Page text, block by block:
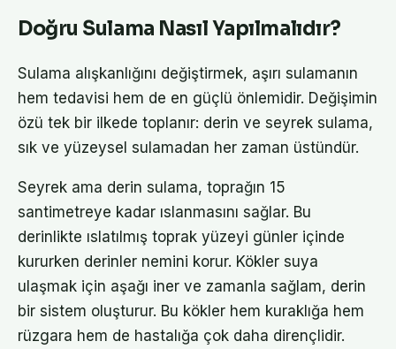
Doğru Sulama Nasıl Yapılmalıdır?
Sulama alışkanlığını değiştirmek, aşırı sulamanın
hem tedavisi hem de en güçlü önlemidir. Değişimin
özü tek bir ilkede toplanır: derin ve seyrek sulama,
sık ve yüzeysel sulamadan her zaman üstündür.
Seyrek ama derin sulama, toprağın 15
santimetreye kadar ıslanmasını sağlar. Bu
derinlikte ıslatılmış toprak yüzeyi günler içinde
kururken derinler nemini korur. Kökler suya
ulaşmak için aşağı iner ve zamanla sağlam, derin
bir sistem oluşturur. Bu kökler hem kuraklığa hem
rüzgara hem de hastalığa çok daha dirençlidir.